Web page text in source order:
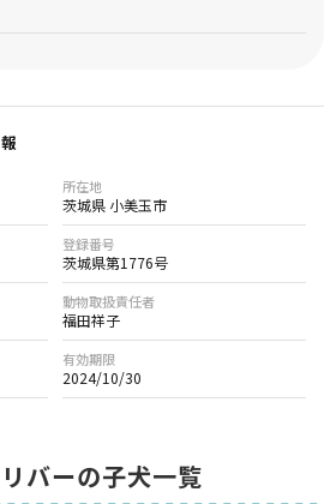
所在地
茨城県 小美玉市
登録番号
茨城県第1776号
動物取扱責任者
福田祥子
有効期限
2024/10/30
バーの子犬一覧